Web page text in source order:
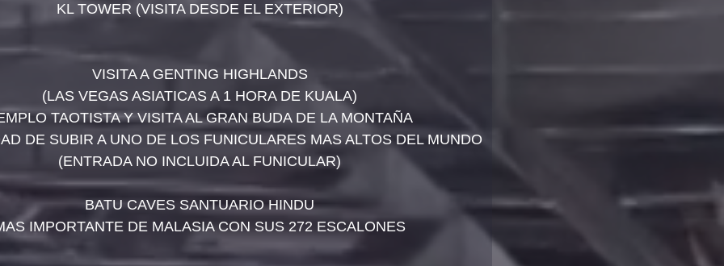
KL TOWER (VISITA DESDE EL EXTERIOR)
VISITA A GENTING HIGHLANDS
(LAS VEGAS ASIATICAS A 1 HORA DE KUALA)
TAOTISTA Y VISITA AL GRAN BUDA DE LA MONTAÑA
DE SUBIR A UNO DE LOS FUNICULARES MAS ALTOS DEL MUNDO
(ENTRADA NO INCLUIDA AL FUNICULAR)​
BATU CAVES SANTUARIO HINDU
IMPORTANTE DE MALASIA CON SUS 272 ESCALONES